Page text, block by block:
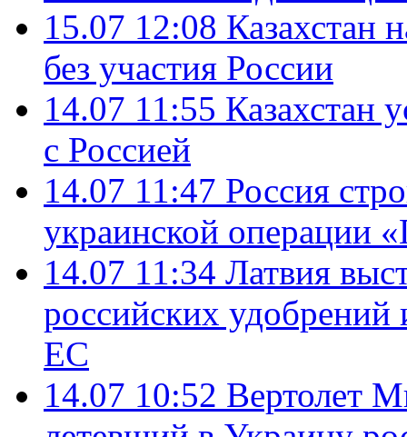
15.07 12:08 Казахстан
без участия России
14.07 11:55 Казахстан
с Россией
14.07 11:47 Россия
украинской операции
14.07 11:34 Латвия
российских
ЕС
14.07 10:52 Вертолет